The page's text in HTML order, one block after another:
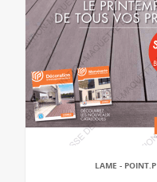
LAME - POINT.P